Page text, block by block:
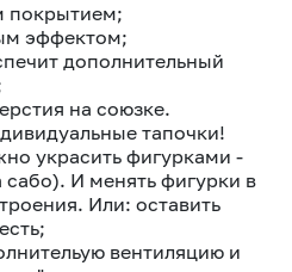
покрытием;
эффектом;
дополнительный
на союзке.
тапочки!
украсить фигурками -
И менять фигурки в
Или: оставить
вентиляцию и